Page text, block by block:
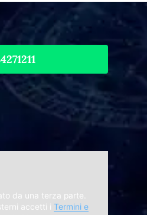
da una terza parte.
accetti iTermini e